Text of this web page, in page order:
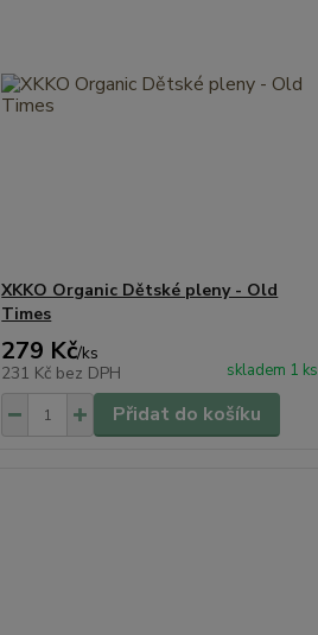
XKKO Organic Dětské pleny - Old
Times
279 Kč/ks
231 Kč bez DPH skladem 1 ks
Přidat do košíku